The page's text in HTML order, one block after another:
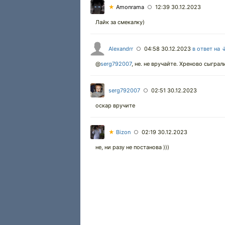
★ Amonrama ○ 12:39 30.12.2023
Лайк за смекалку)
Alexandrr ○ 04:58 30.12.2023 в ответ на
@serg792007, не. не вручайте. Хреново
serg792007 ○ 02:51 30.12.2023
оскар вручите
★ Bizon ○ 02:19 30.12.2023
не, ни разу не постанова )))